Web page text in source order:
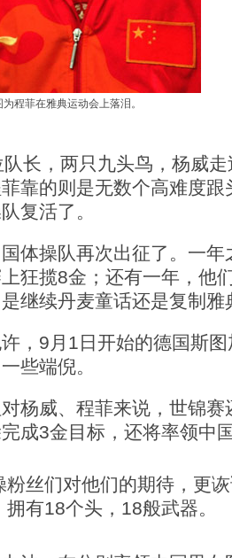
为程菲在雅典运动会上落泪。
长，两只九头鸟，杨威走
靠的则是无数个高难度
复活了。
操队再次出征了。一年
狂揽8金；还有一年，他
继续丹麦童话还是复制雅
9月1日开始的德国斯图
些端倪。
威、程菲来说，世锦赛
成3金目标，还将率领中
粉丝们对他们的期待，更
拥有18个头，18般武器。